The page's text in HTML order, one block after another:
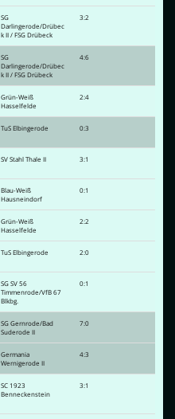
SG
Darlingerode/Drübec
k II / FSG Drübeck
3:2
SG
Darlingerode/Drübec
k II / FSG Drübeck
4:6
Grün-Weiß
Hasselfelde
2:4
TuS Elbingerode 0:3
SV Stahl Thale II 3:1
Blau-Weiß
Hausneindorf
0:1
Grün-Weiß
Hasselfelde
2:2
TuS Elbingerode 2:0
SG SV 56
Timmenrode/VfB 67
Blkbg.
0:1
SG Gernrode/Bad
Suderode II
7:0
Germania
Wernigerode II
4:3
SC 1923
Benneckenstein
3:1